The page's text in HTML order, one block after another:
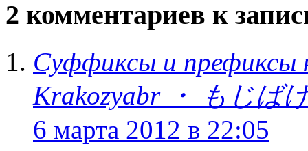
2 комментариев к
Суффиксы и префиксы
Krakozyabr ・ もじば
6 марта 2012 в 22:05